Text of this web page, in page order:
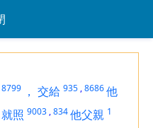
8799 ， 交給 935 ,8686他
就照 9003 ,834他父親 1